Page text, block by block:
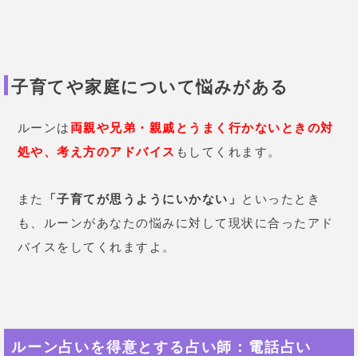
子育てや家庭について悩みがある
ルーンは 両親や兄弟・親戚とうまく行かないときの対
処や、考え方のアドバイス もしてくれます。
また 「子育てが思うようにいかない」 といったとき
も、ルーンがあなたの悩みに対して現状に合ったアド
バイスをしてくれますよ。
ルーン占いを得意とする占い師：電話占い